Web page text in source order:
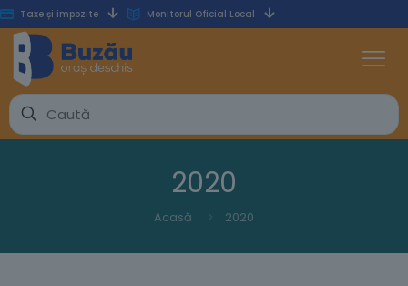
Taxe și impozite Monitorul Oficial Local
2020
Acasă 2020